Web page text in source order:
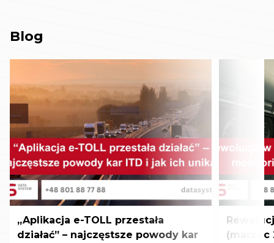
Blog
„Aplikacja e-TOLL przestała
działać” – najczęstsze powody kar
(marzec